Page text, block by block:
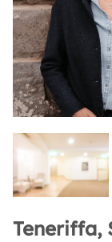
Teneriffa,